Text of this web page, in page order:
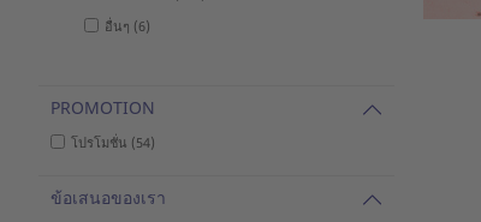
อื่นๆ (6)
PROMOTION
โปรโมชั่น (54)
ข้อเสนอของเรา